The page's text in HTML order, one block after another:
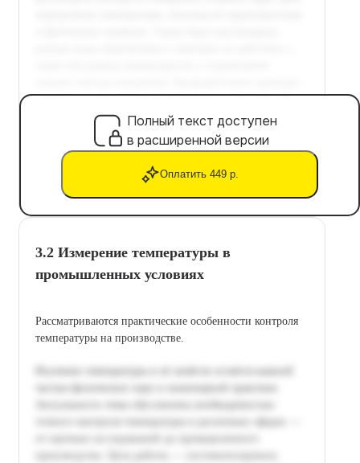
Полный текст доступен
в расширенной версии
Оплатить 449 р.
3.2 Измерение температуры в
промышленных условиях
Рассматриваются практические особенности контроля
температуры на производстве.